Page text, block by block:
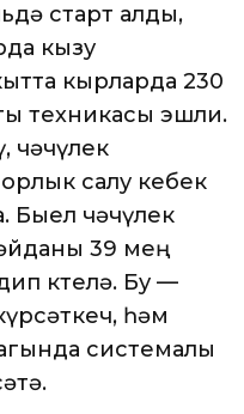
старт алды,
кызу
кырларда 230
техникасы эшли.
чәчүлек
салу кебек
Быел чәчүлек
39 мең
көтелә. Бу —
һәм
системалы